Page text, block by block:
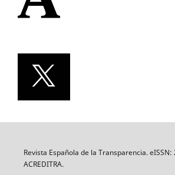
Revista Española de la Transparencia.
ACREDITRA.